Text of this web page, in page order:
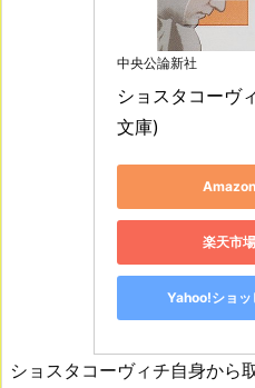
中央公論新社
ショスタコーヴ
文庫)
楽天市
Yahoo!ショッ
ショスタコーヴィチ自身から